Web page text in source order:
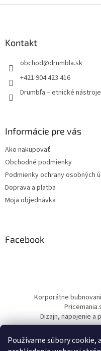
Používame súbory
Kontakt
obchod@drumbla.sk
+421 904 423 416
Drumbľa – etnické
Informácie pre vás
Ako nakupovať
Obchodné podmienky
Podmienky ochrany osobných
Doprava a platba
Moja objednávka
Facebook
Korporátne
Dizajn, napojenie a